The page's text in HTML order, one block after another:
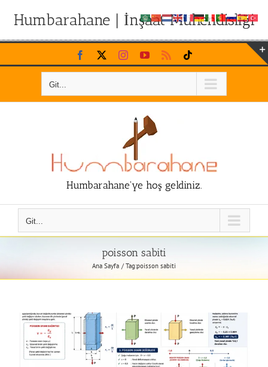
Humbarahane | İnşaat Mühendisliği
Skip
to
Facebook InstagramYouTubeRss
Git...
Humbarahane'ye hoş geldiniz.
Git...
poisson sabiti
Ana Sayfa Tag:poisson sabiti